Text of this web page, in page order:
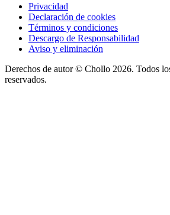
Privacidad
Declaración de cookies
Términos y condiciones
Descargo de Responsabilidad
Aviso y eliminación
Derechos de autor © Chollo 2026. Todos
reservados.